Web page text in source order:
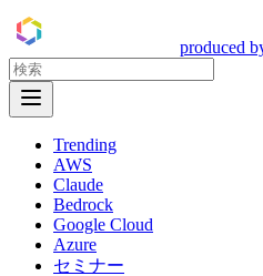
produced
Trending
AWS
Claude
Bedrock
Google Cloud
Azure
セミナー